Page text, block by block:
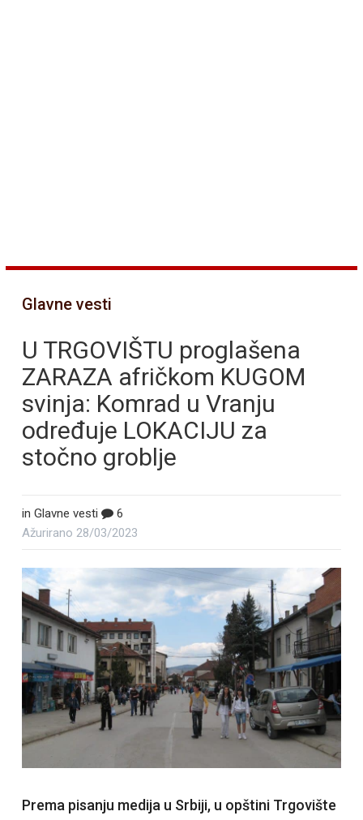
Glavne vesti
U TRGOVIŠTU proglašena
ZARAZA afričkom KUGOM
svinja: Komrad u Vranju
određuje LOKACIJU za
stočno groblje
in Glavne vesti
6
Ažurirano 28/03/2023
Prema pisanju medija u Srbiji, u opštini Trgovište